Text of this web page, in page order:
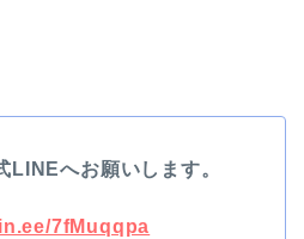
LINEへお願いします。
7fMuqqpa